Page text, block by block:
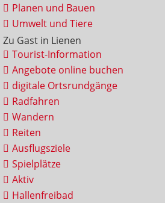
Planen und Bauen
Umwelt und Tiere
Zu Gast in Lienen
Tourist-Information
Angebote online buchen
digitale Ortsrundgänge
Radfahren
Wandern
Reiten
Ausflugsziele
Spielplätze
Aktiv
Hallenfreibad